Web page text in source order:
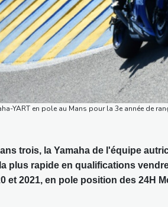
YART en pole au Mans pour la 3e année de
trois, la Yamaha de l'équipe
plus rapide en qualifications
et 2021, en pole position des 24H